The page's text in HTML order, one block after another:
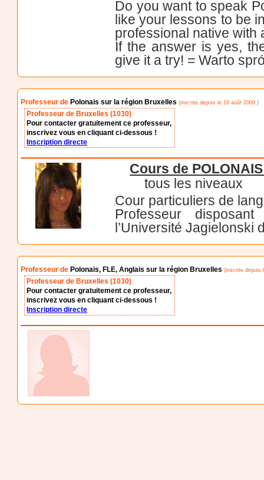
Do you want to speak
like your lessons to be
professional native with
If the answer is yes,
give it a try! = Warto
Professeur de Polonais sur la région Bruxelles (inscrite depuis le 16 août 2009 )
Professeur de Bruxelles (1030)
Pour contacter gratuitement ce professeur,
inscrivez vous en cliquant ci-dessous !
Inscription directe
Cours de
tous les niveaux
Cour particuliers de
Professeur
l’Université Jagielonski
Professeur de Polonais, FLE, Anglais sur la région Bruxelles (inscrite depuis
Professeur de Bruxelles (1030)
Pour contacter gratuitement ce professeur,
inscrivez vous en cliquant ci-dessous !
Inscription directe